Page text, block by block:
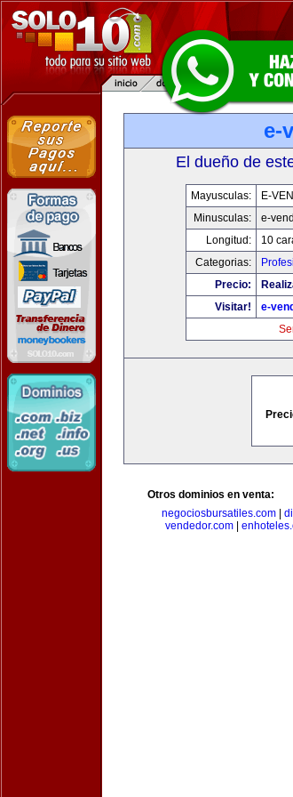
e-
El dueño de
Mayusculas:
E-
Minusculas:
e-
Longitud:
10
Categorias:
Precio:
Visitar!
e-
Otros dominios en venta:
negociosbursatiles.com
vendedor.com